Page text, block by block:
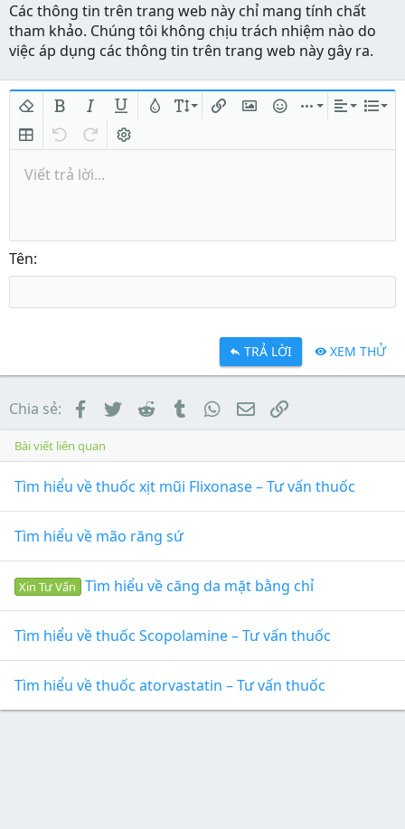
Các thông tin trên trang web này chỉ mang tính chất
tham khảo. Chúng tôi không chịu trách nhiệm nào do
việc áp dụng các thông tin trên trang web này gây ra.
Xóa định dạng
In đậmIn nghiêngGạch chân
Insert table
Quay lạiLàm lại
Viết trả lời...
Tên
TRẢ LỜI XEM THỬ
Chia sẻ: Facebook
TwitterReddit Tumblr WhatsApp
EmailLink
Bài viết liên quan
Tìm hiểu về thuốc xịt mũi Flixonase – Tư vấn thuốc
Tìm hiểu về mão răng sứ
Xin Tư Vấn Tìm hiểu về căng da mặt bằng chỉ
Tìm hiểu về thuốc Scopolamine – Tư vấn thuốc
Tìm hiểu về thuốc atorvastatin – Tư vấn thuốc